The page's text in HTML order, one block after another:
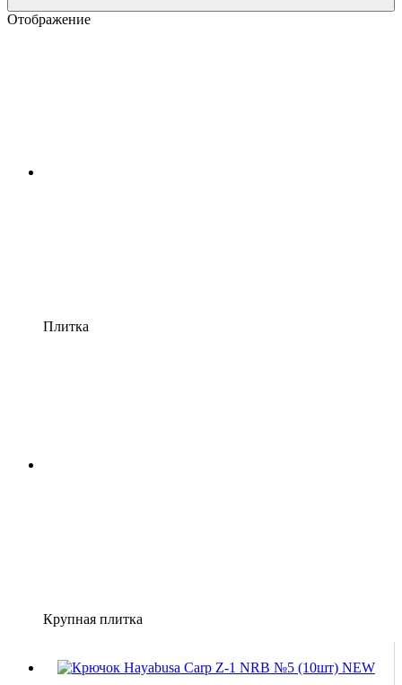
Отображение
Плитка
Крупная плитка